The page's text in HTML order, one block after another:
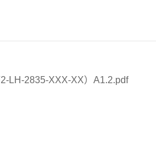
LH-2835-XXX-XX）A1.2.pdf